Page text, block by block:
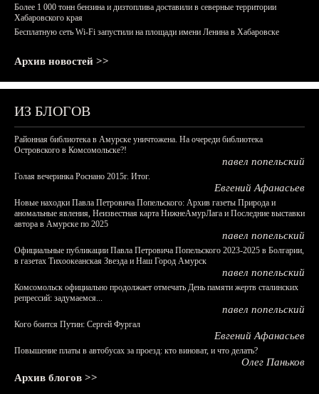
Более 1 000 тонн бензина и дизтоплива доставили в северные территории
Хабаровского края
Бесплатную сеть Wi-Fi запустили на площади имени Ленина в Хабаровске
Архив новостей >>
ИЗ БЛОГОВ
Районная библиотека в Амурске уничтожена. На очереди библиотека
Островского в Комсомольске?!
павел попельский
Голая вечеринка Роснано 2015г. Итог.
Евгений Афанасьев
Новые находки Павла Петровича Попельского: Архив газеты Природа и
аномальные явления, Неизвестная карта НижнеАмурЛага и Последние выставки
автора в Амурске по 2025
павел попельский
Официальные публикации Павла Петровича Попельского 2023-2025 в Болгарии,
в газетах Тихоокеанская Звезда и Наш Город Амурск
павел попельский
Комсомольск официально продолжает отмечать День памяти жертв сталинских
репрессий: задумаемся...
павел попельский
Кого боится Путин: Сергей Фургал
Евгений Афанасьев
Повышение платы в автобусах за проезд: кто виноват, и что делать?
Олег Паньков
Архив блогов >>